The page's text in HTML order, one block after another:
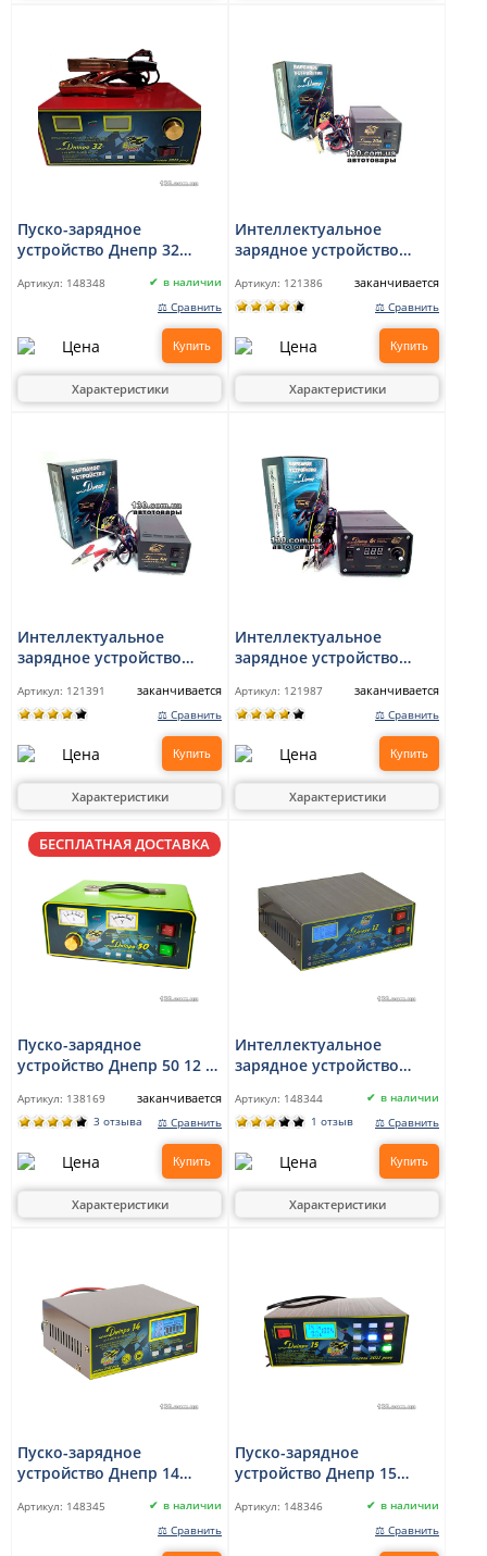
Пуско-зарядное
устройство Днепр 32
Артикул: 148348
в наличии
⚖ Сравнить
Купить
Характеристики
Интеллектуальное
зарядное устройство
режимом десульфатации
Артикул: 121386 заканчивается
⚖ Сравнить
Купить
Характеристики
Интеллектуальное
зарядное устройство
режимом десульфатации
Артикул: 121391 заканчивается
⚖ Сравнить
Купить
Характеристики
Интеллектуальное
зарядное устройство
режимом десульфатации
Артикул: 121987 заканчивается
⚖ Сравнить
Купить
Характеристики
БЕСПЛАТНАЯ ДОСТАВКА
Пуско-зарядное
устройство Днепр 50 12 В
Артикул: 138169 заканчивается
3 отзыва ⚖ Сравнить
Купить
Характеристики
Интеллектуальное
зарядное устройство
Артикул: 148344
в наличии
1 отзыв
⚖ Сравнить
Купить
Характеристики
Пуско-зарядное
устройство Днепр 14
Артикул: 148345
в наличии
⚖ Сравнить
Пуско-зарядное
устройство Днепр 15
Артикул: 148346
в наличии
⚖ Сравнить